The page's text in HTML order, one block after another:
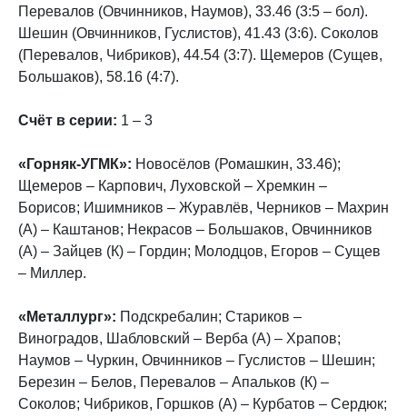
Перевалов (Овчинников, Наумов), 33.46 (3:5 – бол).
Шешин (Овчинников, Гуслистов), 41.43 (3:6). Соколов
(Перевалов, Чибриков), 44.54 (3:7). Щемеров (Сущев,
Большаков), 58.16 (4:7).
Счёт в серии: 1 – 3
«Горняк-УГМК»: Новосёлов (Ромашкин, 33.46);
Щемеров – Карпович, Луховской – Хремкин –
Борисов; Ишимников – Журавлёв, Черников – Махрин
(А) – Каштанов; Некрасов – Большаков, Овчинников
(А) – Зайцев (К) – Гордин; Молодцов, Егоров – Сущев
– Миллер.
«Металлург»: Подскребалин; Стариков –
Виноградов, Шабловский – Верба (А) – Храпов;
Наумов – Чуркин, Овчинников – Гуслистов – Шешин;
Березин – Белов, Перевалов – Апальков (К) –
Соколов; Чибриков, Горшков (А) – Курбатов – Сердюк;